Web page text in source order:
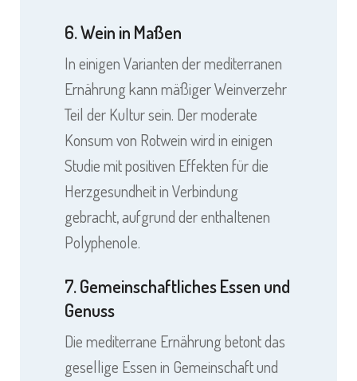
6. Wein in Maßen
In einigen Varianten der mediterranen
Ernährung kann mäßiger Weinverzehr
Teil der Kultur sein. Der moderate
Konsum von Rotwein wird in einigen
Studie mit positiven Effekten für die
Herzgesundheit in Verbindung
gebracht, aufgrund der enthaltenen
Polyphenole.
7. Gemeinschaftliches Essen und
Genuss
Die mediterrane Ernährung betont das
gesellige Essen in Gemeinschaft und